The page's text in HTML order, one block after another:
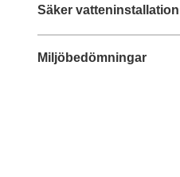
Säker vatteninstallation
Miljöbedömningar